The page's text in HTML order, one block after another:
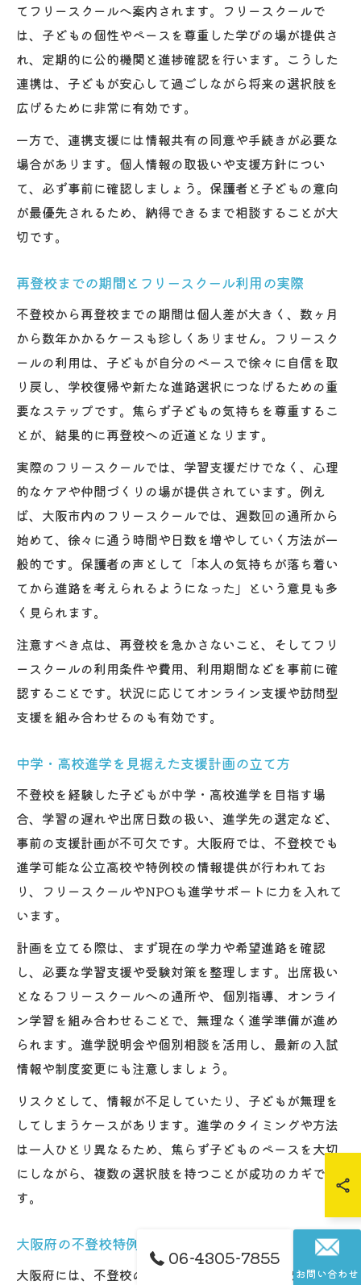
てフリースクールへ案内されます。フリースクールで
は、子どもの個性やペースを尊重した学びの場が提供さ
れ、定期的に公的機関と進捗確認を行います。こうした
連携は、子どもが安心して過ごしながら将来の選択肢を
広げるために非常に有効です。
一方で、連携支援には情報共有の同意や手続きが必要な
場合があります。個人情報の取扱いや支援方針につい
て、必ず事前に確認しましょう。保護者と子どもの意向
が最優先されるため、納得できるまで相談することが大
切です。
再登校までの期間とフリースクール利用の実際
不登校から再登校までの期間は個人差が大きく、数ヶ月
から数年かかるケースも珍しくありません。フリースク
ールの利用は、子どもが自分のペースで徐々に自信を取
り戻し、学校復帰や新たな進路選択につなげるための重
要なステップです。焦らず子どもの気持ちを尊重するこ
とが、結果的に再登校への近道となります。
実際のフリースクールでは、学習支援だけでなく、心理
的なケアや仲間づくりの場が提供されています。例え
ば、大阪市内のフリースクールでは、週数回の通所から
始めて、徐々に通う時間や日数を増やしていく方法が一
般的です。保護者の声として「本人の気持ちが落ち着い
てから進路を考えられるようになった」という意見も多
く見られます。
注意すべき点は、再登校を急かさないこと、そしてフリ
ースクールの利用条件や費用、利用期間などを事前に確
認することです。状況に応じてオンライン支援や訪問型
支援を組み合わせるのも有効です。
中学・高校進学を見据えた支援計画の立て方
不登校を経験した子どもが中学・高校進学を目指す場
合、学習の遅れや出席日数の扱い、進学先の選定など、
事前の支援計画が不可欠です。大阪府では、不登校でも
進学可能な公立高校や特例校の情報提供が行われてお
り、フリースクールやNPOも進学サポートに力を入れて
います。
計画を立てる際は、まず現在の学力や希望進路を確認
し、必要な学習支援や受験対策を整理します。出席扱い
となるフリースクールへの通所や、個別指導、オンライ
ン学習を組み合わせることで、無理なく進学準備が進め
られます。進学説明会や個別相談を活用し、最新の入試
情報や制度変更にも注意しましょう。
リスクとして、情報が不足していたり、子どもが無理を
してしまうケースがあります。進学のタイミングや方法
は一人ひとり異なるため、焦らず子どものペースを大切
にしながら、複数の選択肢を持つことが成功のカギで
す。
大阪府の不登校特例校やNPO支援活用例
大阪府には、不登校の子どもを対象とした特例校やNPO
06-4305-7855
お問い合わせ